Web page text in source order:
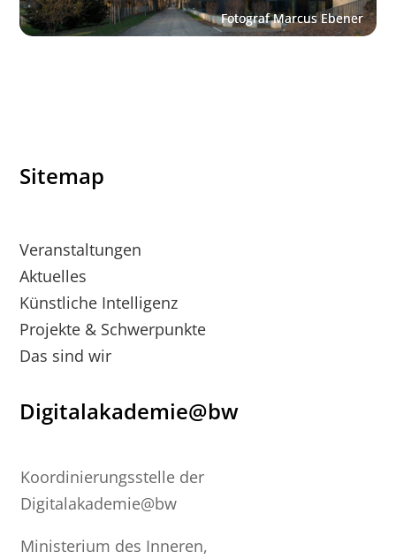
Sitemap
Veranstaltungen
Aktuelles
Künstliche Intelligenz
Projekte & Schwerpunkte
Das sind wir
Digitalakademie@bw
Koordinierungsstelle der
Digitalakademie@bw
Ministerium des Inneren,